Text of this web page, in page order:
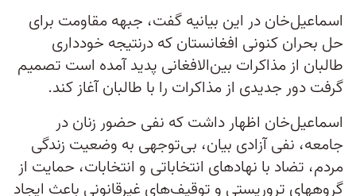
اسماعیل‌خان در این بیانیه گفت، جبهه مقاومت برای
حل بحران کنونی افغانستان که درنتیجه خودداری
طالبان از مذاکرات بین‌‌الافغانی پدید آمده است تصمیم
گرفت دور جدیدی از مذاکرات را با طالبان آغاز کند.
اسماعیل‌خان اظهار داشت که نفی حضور زنان در
جامعه، نفی آزادی بیان، بی‌توجهی به وضعیت زندگی
مردم، تضاد با نهادهای انتخاباتی و انتخابات، حمایت از
گروههای تروریستی و توقیف‌های غیرقانونی باعث ایجاد